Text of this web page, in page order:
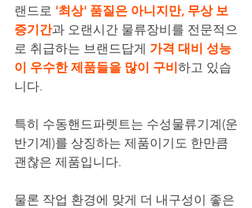
랜드로 '최상' 품질은 아니지만, 무상 보
증기간과 오랜시간 물류장비를 전문적으
로 취급하는 브랜드답게 가격 대비 성능
이 우수한 제품들을 많이 구비하고 있습
니다.
특히 수동핸드파렛트는 수성물류기계(운
반기계)를 상징하는 제품이기도 한만큼
괜찮은 제품입니다.
물론 작업 환경에 맞게 더 내구성이 좋은